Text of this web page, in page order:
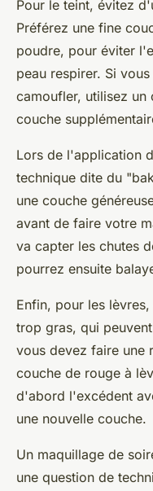
Pour le teint, évitez
Préférez une fine
poudre, pour éviter
peau respirer. Si
camoufler, utilisez
couche
Lors de l'application
technique dite du
une couche
avant de faire votre
va capter les chutes
pourrez ensuite
Enfin, pour les
trop gras, qui
vous devez faire une
couche de rouge à
d'abord l'excédent
une nouvelle couche.
Un maquillage de
une question de